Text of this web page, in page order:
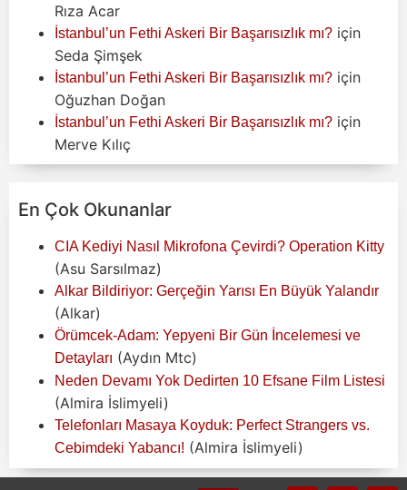
Rıza Acar
İstanbul’un Fethi Askeri Bir Başarısızlık mı? için
Seda Şimşek
İstanbul’un Fethi Askeri Bir Başarısızlık mı? için
Oğuzhan Doğan
İstanbul’un Fethi Askeri Bir Başarısızlık mı? için
Merve Kılıç
En Çok Okunanlar
CIA Kediyi Nasıl Mikrofona Çevirdi? Operation Kitty
(Asu Sarsılmaz)
Alkar Bildiriyor: Gerçeğin Yarısı En Büyük Yalandır
(Alkar)
Örümcek-Adam: Yepyeni Bir Gün İncelemesi ve
Detayları (Aydın Mtc)
Neden Devamı Yok Dedirten 10 Efsane Film Listesi
(Almira İslimyeli)
Telefonları Masaya Koyduk: Perfect Strangers vs.
Cebimdeki Yabancı! (Almira İslimyeli)